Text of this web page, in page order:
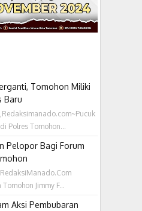
Tomohon Miliki
Baru
Polres Tomohon...
Pelopor Bagi Forum
Jimmy F...
Aksi Pembubaran